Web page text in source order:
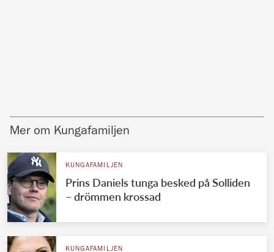
Mer om Kungafamiljen
KUNGAFAMILJEN
Prins Daniels tunga besked på Solliden
– drömmen krossad
KUNGAFAMILJEN